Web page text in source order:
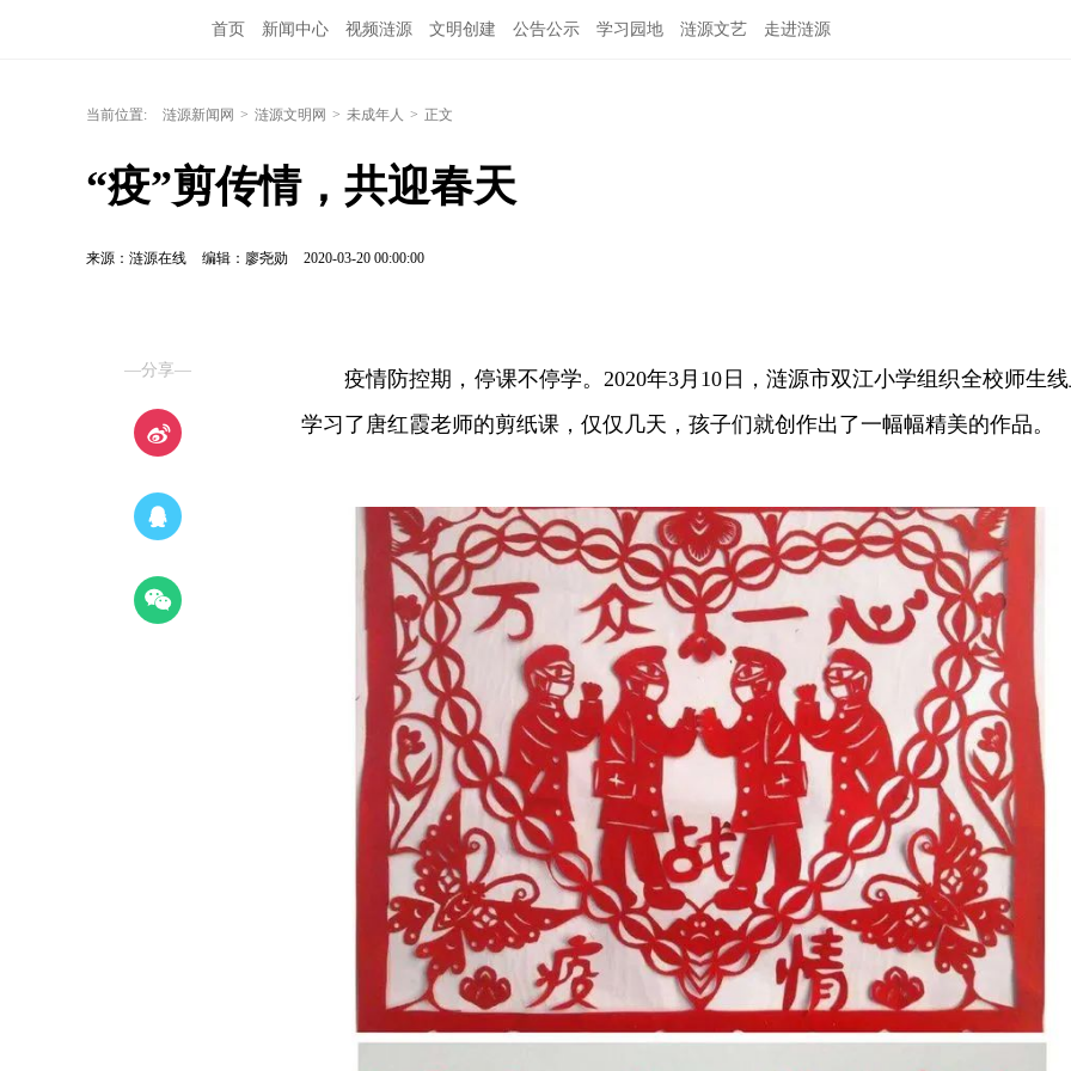
首页 新闻中心 视频涟源 文明创建 公告公示 学习园地 涟源文艺 走进涟源
当前位置: 涟源新闻网 > 涟源文明网 > 未成年人 > 正文
“疫”剪传情，共迎春天
来源：涟源在线 编辑：廖尧勋 2020-03-20 00:00:00
—分享—
疫情防控期，停课不停学。2020年3月10日，涟源市双江小学组织全校师生
学习了唐红霞老师的剪纸课，仅仅几天，孩子们就创作出了一幅幅精美的作品。